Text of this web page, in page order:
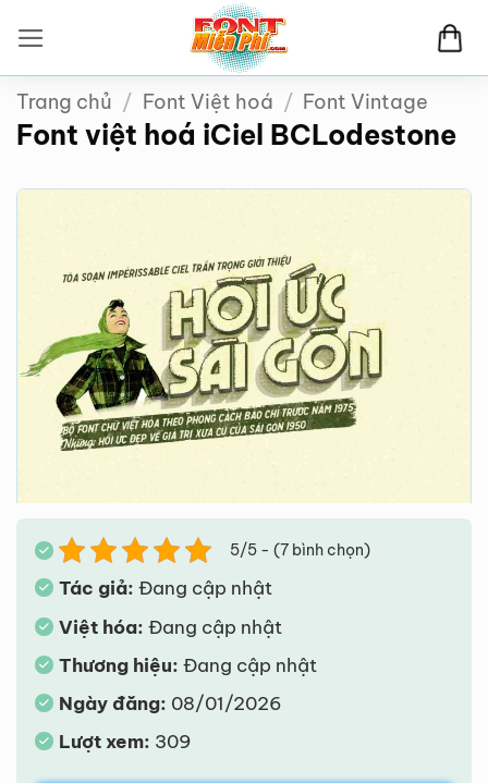
qua
nội
dung
Trang chủ / Font Việt hoá / Font Vintage
Font việt hoá iCiel BCLodestone
5/5 - (7 bình chọn)
Tác giả: Đang cập nhật
Việt hóa: Đang cập nhật
Thương hiệu: Đang cập nhật
Ngày đăng: 08/01/2026
Lượt xem: 309